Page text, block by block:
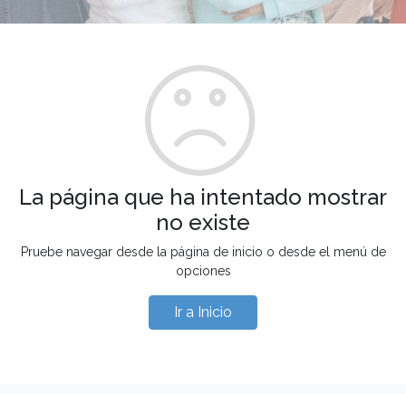
La página que ha intentado mostrar
no existe
Pruebe navegar desde la página de inicio o desde el menú de
opciones
Ir a Inicio